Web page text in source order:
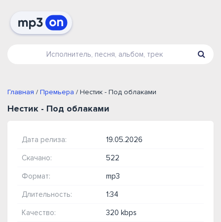
Главная / Премьера / Нестик - Под облаками
Нестик - Под облаками
Дата релиза: 19.05.2026
Скачано: 522
Формат: mp3
Длительность: 1:34
Качество: 320 kbps